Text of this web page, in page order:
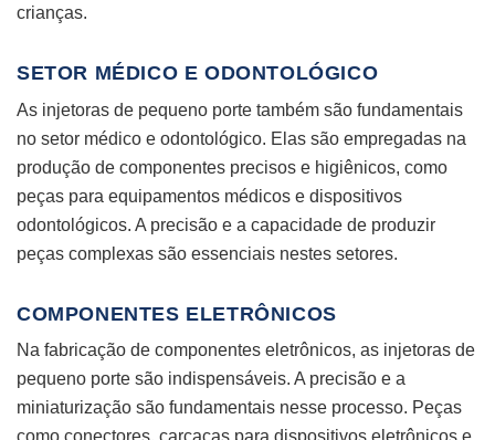
crianças.
SETOR MÉDICO E ODONTOLÓGICO
As injetoras de pequeno porte também são fundamentais
no setor médico e odontológico. Elas são empregadas na
produção de componentes precisos e higiênicos, como
peças para equipamentos médicos e dispositivos
odontológicos. A precisão e a capacidade de produzir
peças complexas são essenciais nestes setores.
COMPONENTES ELETRÔNICOS
Na fabricação de componentes eletrônicos, as injetoras de
pequeno porte são indispensáveis. A precisão e a
miniaturização são fundamentais nesse processo. Peças